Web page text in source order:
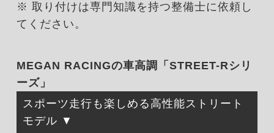
※ 取り付けは専門知識を持つ整備士に依頼し
てください。
MEGAN RACINGの車高調「STREET-Rシリ
ーズ」
スポーツ走行も楽しめる高性能ストリート
モデル